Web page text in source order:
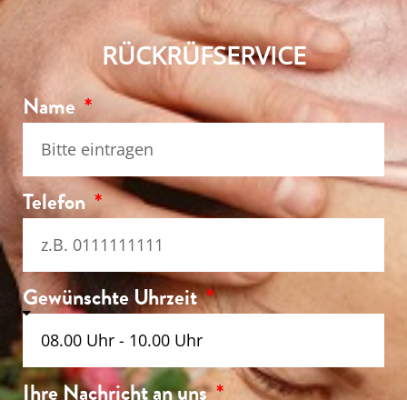
RÜCKRÜFSERVICE
Name
Telefon
Gewünschte Uhrzeit
Ihre Nachricht an uns